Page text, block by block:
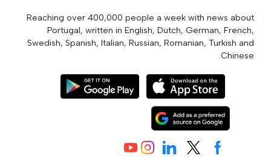
Reaching over 400,000 people a week with news about
Portugal, written in English, Dutch, German, French,
Swedish, Spanish, Italian, Russian, Romanian, Turkish and
Chinese.